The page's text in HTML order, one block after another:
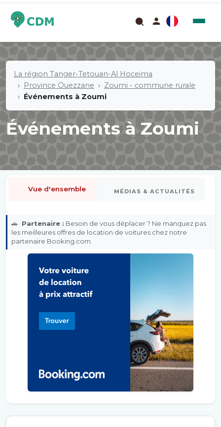
La région Tanger-Tetouan-Al Hoceima
Province Ouezzane
Zoumi - commune rurale
Événements à Zoumi
Événements à Zoumi
Vue d'ensemble MÉDIAS & ACTUALITÉS
🚗 Partenaire : Besoin de vous déplacer ? Ne manquez pas
les meilleures offres de location de voitures chez notre
partenaire Booking.com.